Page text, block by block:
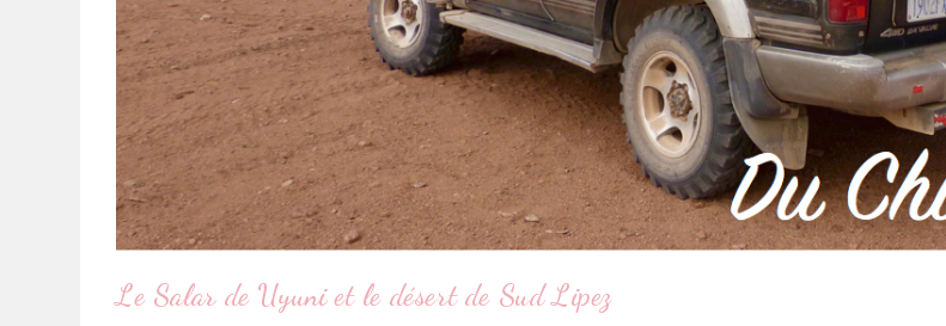
Le Salar de Uyuni et le désert de Sud Lipez